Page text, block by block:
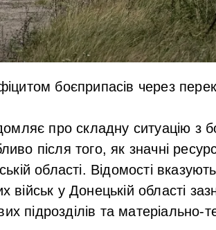
боєприпасів через
про складну ситуацію з
після того, як значні
області. Відомості
військ у Донецькій області
підрозділів та матеріально-